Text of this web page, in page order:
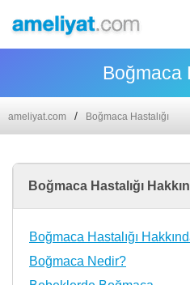
Boğmaca
ameliyat.com Boğmaca Hastalığı
Boğmaca Hastalığı
Boğmaca Hastalığı
Boğmaca Nedir?